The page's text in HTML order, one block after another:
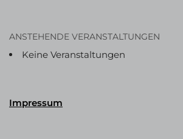
ANSTEHENDE VERANSTALTUNGEN
Keine Veranstaltungen
Impressum